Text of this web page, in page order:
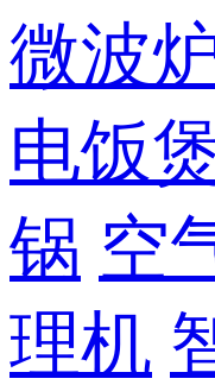
微波
电饭
锅 空
理机